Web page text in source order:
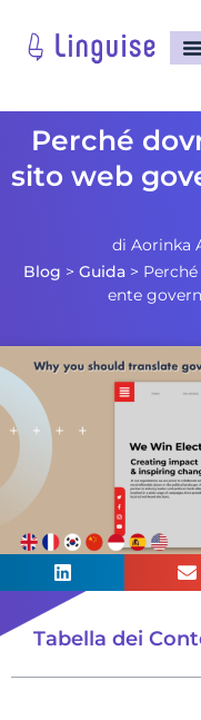
Perché
sito web
di Aorinka
Blog > Guida>
ente
Tabella dei